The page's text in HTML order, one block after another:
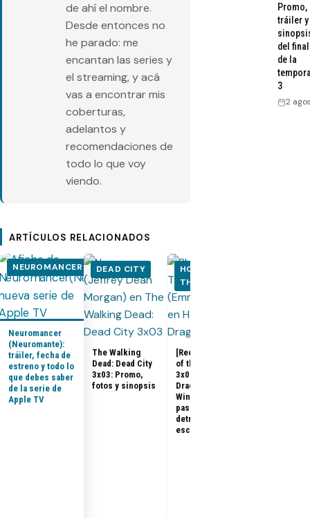
de ahí el nombre.
Desde entonces no
he parado: me
encantan las series y
el streaming, y acá
vas a encontrar mis
coberturas,
adelantos y
recomendaciones de
todo lo que voy
viendo.
ARTÍCULOS RELACIONADOS
NEUROMANCER
Neuromancer
(Neuromante):
tráiler, fecha de
estreno y todo lo
que debes saber
de la serie de
Apple TV
DEAD CITY
The Walking
Dead: Dead City
3x03: Promo,
fotos y sinopsis
HOUSE OF
THE DRAGON
[Recap] House
of the Dragon
3x07 «The
Dragon in
Winter»: qué
pasó, análisis y
detrás de
escena
Promo,
tráiler y
del final
de la
3
2